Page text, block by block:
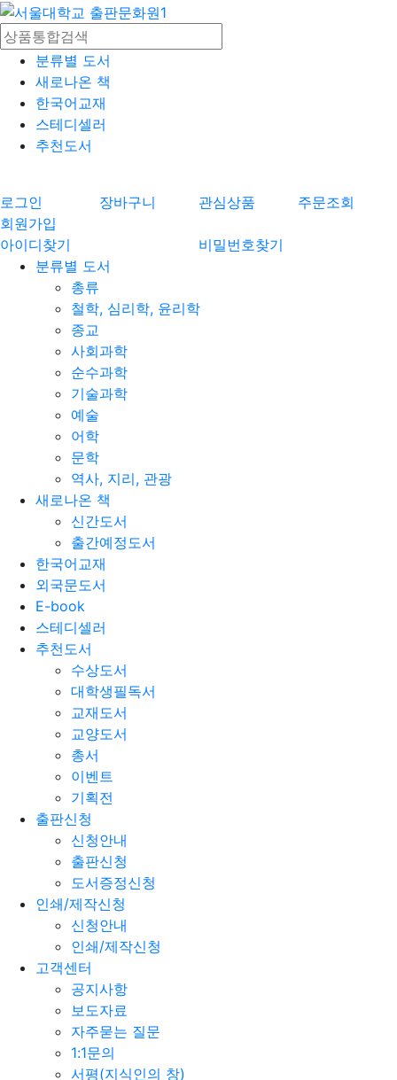
분류별 도서
새로나온 책
한국어교재
스테디셀러
추천도서
로그인 장바구니 관심상품
주문조회
회원가입
아이디찾기
비밀번호찾기
분류별 도서
총류
철학, 심리학, 윤리학
종교
사회과학
순수과학
기술과학
예술
어학
문학
역사, 지리, 관광
새로나온 책
신간도서
출간예정도서
한국어교재
외국문도서
E-book
스테디셀러
추천도서
수상도서
대학생필독서
교재도서
교양도서
총서
이벤트
기획전
출판신청
신청안내
출판신청
도서증정신청
인쇄/제작신청
신청안내
인쇄/제작신청
고객센터
공지사항
보도자료
자주묻는 질문
1:1문의
서평(지식인의 창)